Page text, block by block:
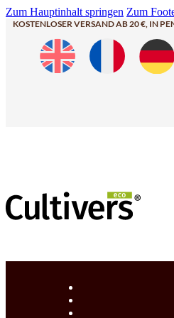
Zum Hauptinhalt springen Zum
KOSTENLOSER VERSAND AB 20 €, IN